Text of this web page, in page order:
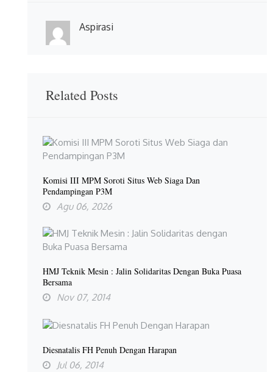
Aspirasi
Related Posts
Komisi III MPM Soroti Situs Web Siaga Dan
Pendampingan P3M
Agu 06, 2026
HMJ Teknik Mesin : Jalin Solidaritas Dengan Buka Puasa
Bersama
Nov 07, 2014
Diesnatalis FH Penuh Dengan Harapan
Jul 06, 2014